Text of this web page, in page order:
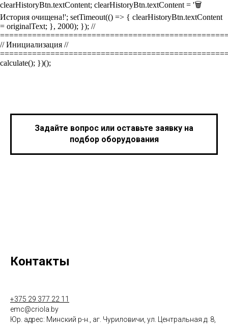
clearHistoryBtn.textContent; clearHistoryBtn.textContent = '🗑️
История очищена!'; setTimeout(() => { clearHistoryBtn.textContent
= originalText; }, 2000); }); //
// Инициализация //
calculate(); })();
Задайте вопрос или оставьте заявку на
подбор оборудования
Контакты
+375 29 377 22 11
emc@criola.by
Юр. адрес: Минский р-н., аг. Чуриловичи, ул. Центральная д. 8,